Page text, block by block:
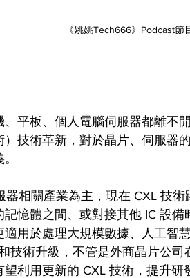
《姚姚Tech666》Podcast節
平板、個人電腦伺服器都離不
技術革新，對於晶片、伺服器
器相關產業為主，現在 CXL 技
憶體之間、或對接其他 IC 設
用於處理大規模數據、人工智
技術升級，不管是外商晶片公
利用更新的 CXL 技術，提升研